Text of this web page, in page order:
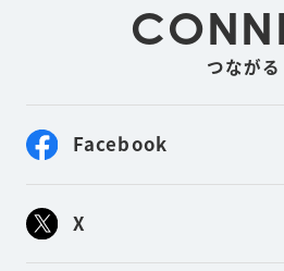
つながる
Facebook
X